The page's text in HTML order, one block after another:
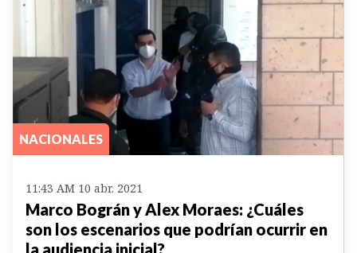
NACIONALES
11:43 AM 10 abr. 2021
Marco Bográn y Alex Moraes: ¿Cuáles
son los escenarios que podrían ocurrir en